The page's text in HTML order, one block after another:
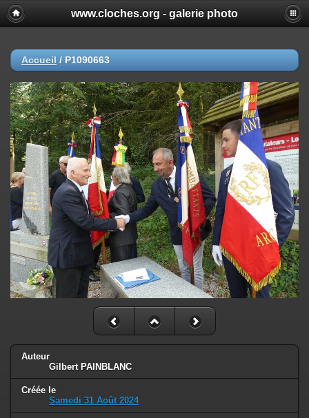
www.cloches.org - galerie photo
Accueil / P1090663
Auteur
Gilbert PAINBLANC
Créée le
Samedi 31 Août 2024